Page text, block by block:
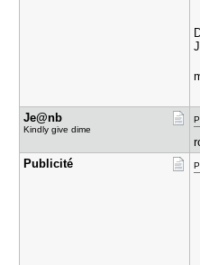
Je@nb
Kindly give dime
Publicité